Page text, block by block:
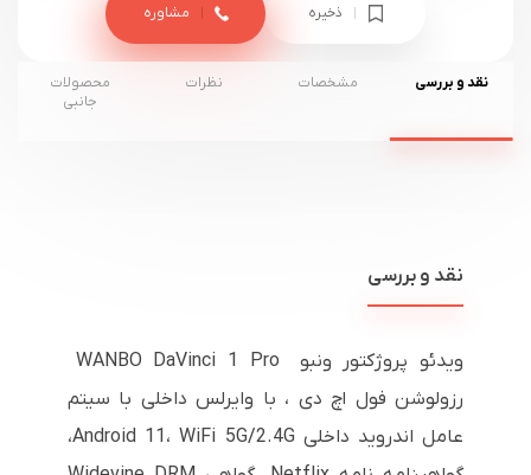
ذخیره مشاوره
نقد و بررسی مشخصات نظرات
محصولات
جانبی
نقد و بررسی
رزولوشن فول اچ دی ، با وایرلس داخلی با سیتم
عامل اندروید داخلی Android 11، WiFi 5G/2.4G،